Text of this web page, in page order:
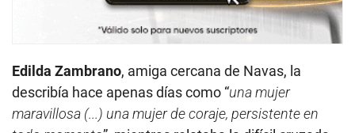
Edilda Zambrano, amiga cercana de Navas, la
describía hace apenas días como “una mujer
maravillosa (...) una mujer de coraje, persistente en